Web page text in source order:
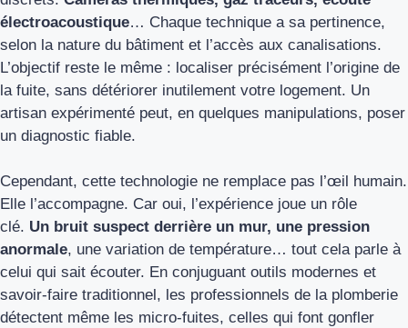
électroacoustique… Chaque technique a sa pertinence,
selon la nature du bâtiment et l’accès aux canalisations.
L’objectif reste le même : localiser précisément l’origine de
la fuite, sans détériorer inutilement votre logement. Un
artisan expérimenté peut, en quelques manipulations, poser
un diagnostic fiable.
Cependant, cette technologie ne remplace pas l’œil humain.
Elle l’accompagne. Car oui, l’expérience joue un rôle
clé. Un bruit suspect derrière un mur, une pression
anormale, une variation de température… tout cela parle à
celui qui sait écouter. En conjuguant outils modernes et
savoir-faire traditionnel, les professionnels de la plomberie
détectent même les micro-fuites, celles qui font gonfler